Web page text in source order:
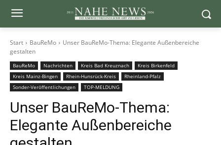
Start BauReMo
Unser BauReMo-Thema: Elegante Außenbereiche
gestalten
BauReMo Nachrichten Kreis Bad Kreuznach
Kreis Birkenfeld
Kreis Mainz-Bingen
Rhein-Hunsrück-Kreis
Rheinland-Pfalz
Sonder-Veröffentlichungen
TOP-MELDUNG
Unser BauReMo-Thema:
Elegante Außenbereiche